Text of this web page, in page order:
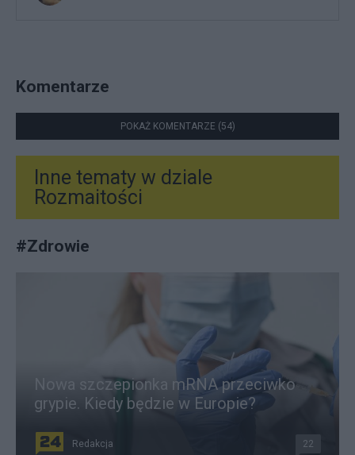
Komentarze
POKAŻ KOMENTARZE (54)
Inne tematy w dziale
Rozmaitości
#Zdrowie
Nowa szczepionka mRNA przeciwko
grypie. Kiedy będzie w Europie?
Redakcja 22